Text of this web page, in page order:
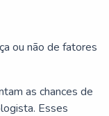
ou não de fatores
as chances de
Esses